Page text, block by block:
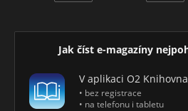
Jak číst e-magazíny
V aplikaci O2 Knihovna
• bez registrace
• na telefonu i tabletu